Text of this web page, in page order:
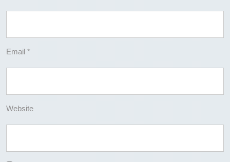
Email *
Website